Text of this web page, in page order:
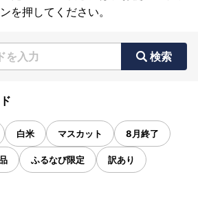
を押してください。
検索
白米 マスカット 8月終了
ふるなび限定 訳あり